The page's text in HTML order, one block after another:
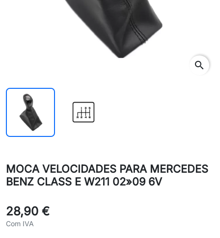
MOCA VELOCIDADES PARA MERCEDES
BENZ CLASS E W211 02»09 6V
28,90 €
Com IVA